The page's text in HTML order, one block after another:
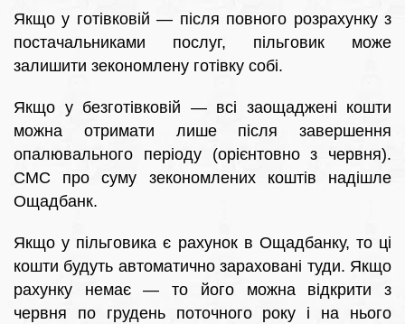
Якщо у готівковій — після повного розрахунку з
постачальниками послуг, пільговик може
залишити зекономлену готівку собі.
Якщо у безготівковій — всі заощаджені кошти
можна отримати лише після завершення
опалювального періоду (орієнтовно з червня).
СМС про суму зекономлених коштів надішле
Ощадбанк.
Якщо у пільговика є рахунок в Ощадбанку, то ці
кошти будуть автоматично зараховані туди. Якщо
рахунку немає — то його можна відкрити з
червня по грудень поточного року і на нього